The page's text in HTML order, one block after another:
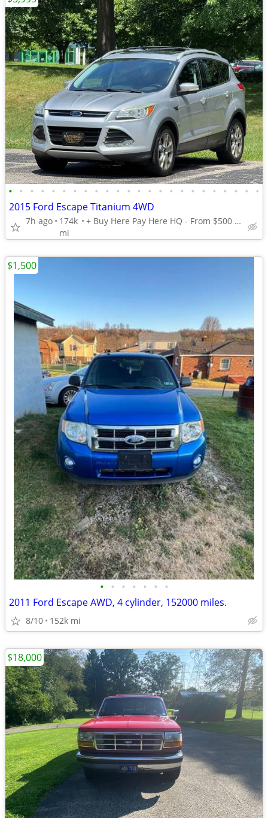
• • • • • • • • • • • • • • • • • • • • • • • •
2015 Ford Escape Titanium 4WD
7h ago
174k
mi
+ Buy Here Pay Here HQ - From $500 Down - Bad Credit OK!
• • • • • • •
2011 Ford Escape AWD, 4 cylinder, 152000 miles.
8/10 152k mi
$1,500
$18,000